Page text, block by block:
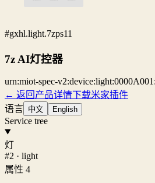
#gxhl.light.7zps11
7z AI灯控器
urn:miot-spec-
← 返回产品详情下载米家插件
语言 中文 English
Service tree
灯
#2 · light
属性 4